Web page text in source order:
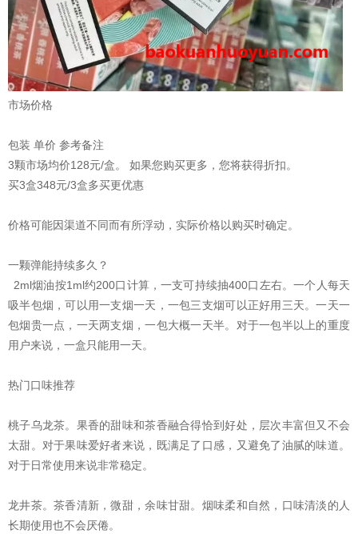
市场价格
包装 单价 参考备注
3颗市场均价128元/盒。 如果您购买更多，您将获得折扣。
买3盒348元/3盒多买更优惠
价格可能因渠道不同而有所浮动，实际价格以购买时确定。
一颗弹能持续多久？
2ml烟油按1ml约200口计算，一支可持续抽400口左右。一个人每天
吸半包烟，可以用一支烟一天，一包三支烟可以正好用三天。一天一
包烟贵一点，一天两支烟，一包大概一天半。对于一包半以上的重度
用户来说，一盒只能用一天。
热门口味推荐
桃子乌龙茶。果香的甜味和茶香融合得恰到好处，层次丰富但又不会
太甜。对于果味爱好者来说，既满足了口感，又避免了油腻的味道。
对于日常使用来说非常稳定。
龙井茶。茶香清新，微甜，余味甘甜。烟味柔和自然，口味清淡的人
长期使用也不会厌倦。